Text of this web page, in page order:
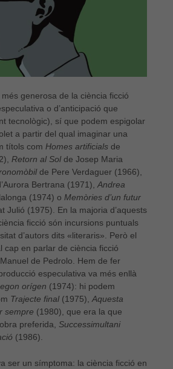
més generosa de la ciència ficció
o d’anticipació que
tecnològic), sí que podem espigolar
a partir del qual imaginar una
títols com Homes artificialsde
Retorn al Solde Josep Maria
de Pere Verdaguer (1966),
Bertrana (1971),Andrea
(1974) o Memòries d’un futur
Julió (1975). En la majoria d’aquests
ficció són incursions puntuals
d’autors dits «literaris». Però el
cap en parlar de ciència ficció
de Pedrolo. Hem de fer
especulativa va més enllà
orígen (1974): hi podem
Trajecte final(1975),Aquesta
sempre (1980), que era la que
preferida, Successimultani
(1986).
ser un símptoma: la ciència ficció en